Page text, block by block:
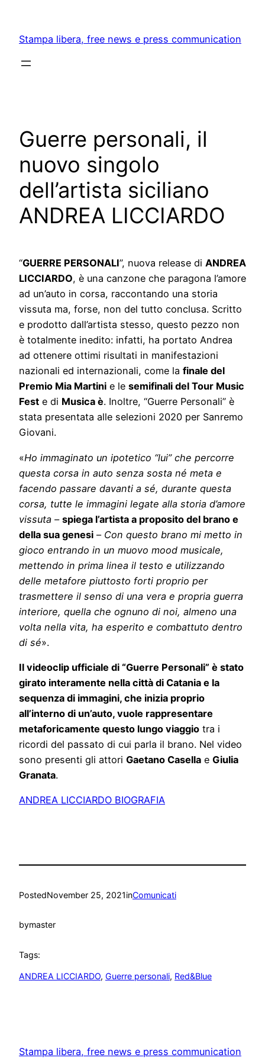
content
Stampa libera, free news e press communication
Guerre personali, il
nuovo singolo
dell’artista siciliano
ANDREA LICCIARDO
“GUERRE PERSONALI”, nuova release di ANDREA
LICCIARDO, è una canzone che paragona l’amore
ad un’auto in corsa, raccontando una storia
vissuta ma, forse, non del tutto conclusa. Scritto
e prodotto dall’artista stesso, questo pezzo non
è totalmente inedito: infatti, ha portato Andrea
ad ottenere ottimi risultati in manifestazioni
nazionali ed internazionali, come la finale del
Premio Mia Martini e le semifinali del Tour Music
Fest e di Musica è. Inoltre, “Guerre Personali” è
stata presentata alle selezioni 2020 per Sanremo
Giovani.
«Ho immaginato un ipotetico “lui” che percorre
questa corsa in auto senza sosta né meta e
facendo passare davanti a sé, durante questa
corsa, tutte le immagini legate alla storia d’amore
vissuta – spiega l’artista a proposito del brano e
della sua genesi – Con questo brano mi metto in
gioco entrando in un muovo mood musicale,
mettendo in prima linea il testo e utilizzando
delle metafore piuttosto forti proprio per
trasmettere il senso di una vera e propria guerra
interiore, quella che ognuno di noi, almeno una
volta nella vita, ha esperito e combattuto dentro
di sé».
Il videoclip ufficiale di “Guerre Personali” è stato
girato interamente nella città di Catania e la
sequenza di immagini, che inizia proprio
all’interno di un’auto, vuole rappresentare
metaforicamente questo lungo viaggio tra i
ricordi del passato di cui parla il brano. Nel video
sono presenti gli attori Gaetano Casella e Giulia
Granata.
ANDREA LICCIARDO BIOGRAFIA
PostedNovember 25, 2021inComunicati
bymaster
Tags:
ANDREA LICCIARDO, Guerre personali, Red&Blue
Stampa libera, free news e press communication